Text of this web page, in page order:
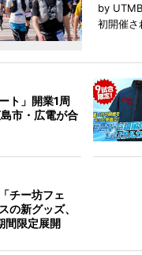
by
初開催さ
ト」開業1周
市・広電が合
チー坊フェ
新グッズ、
間限定展開